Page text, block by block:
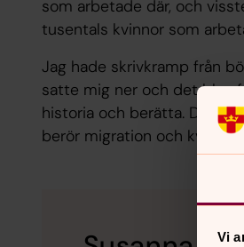
Vi
som arbetade där, och
tusentals kvinnor som
Jag hade skrivkramp från
satte mig ner och det blev
historia och berätta. Det är
berör migration och